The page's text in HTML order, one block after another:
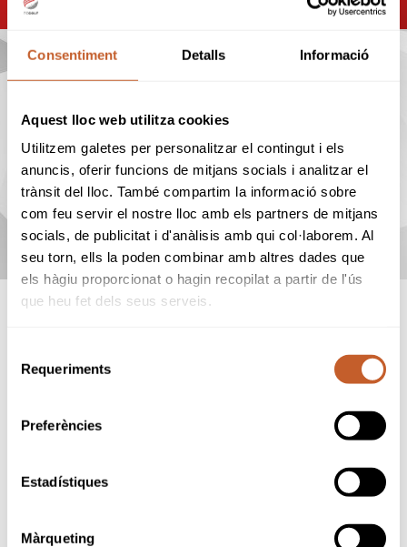
Consentiment Detalls Informació
Aquest lloc web utilitza cookies
Utilitzem galetes per personalitzar el contingut i els
anuncis, oferir funcions de mitjans socials i analitzar el
trànsit del lloc. També compartim la informació sobre
com feu servir el nostre lloc amb els partners de mitjans
socials, de publicitat i d'anàlisis amb qui col·laborem. Al
seu torn, ells la poden combinar amb altres dades que
els hàgiu proporcionat o hagin recopilat a partir de l'ús
que heu fet dels seus serveis.
Requeriments
Preferències
Estadístiques
Màrqueting
PROPERS TORNEJOS
22
ago
CIRCUIT NACIONAL 5a
CATEGORIA 2026 (La Roca)
David Puig es manté en el Top10 del
rànquing del LIV Golf a falta d’una